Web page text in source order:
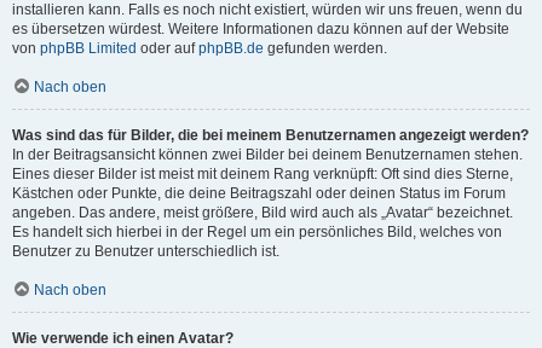
installieren kann. Falls es noch nicht existiert, würden wir uns freuen, wenn du
es übersetzen würdest. Weitere Informationen dazu können auf der Website
von phpBB Limited oder aufphpBB.de gefunden werden.
Nach oben
Was sind das für Bilder, die bei meinem Benutzernamen angezeigt werden?
In der Beitragsansicht können zwei Bilder bei deinem Benutzernamen stehen.
Eines dieser Bilder ist meist mit deinem Rang verknüpft: Oft sind dies Sterne,
Kästchen oder Punkte, die deine Beitragszahl oder deinen Status im Forum
angeben. Das andere, meist größere, Bild wird auch als „Avatar“ bezeichnet.
Es handelt sich hierbei in der Regel um ein persönliches Bild, welches von
Benutzer zu Benutzer unterschiedlich ist.
Nach oben
Wie verwende ich einen Avatar?